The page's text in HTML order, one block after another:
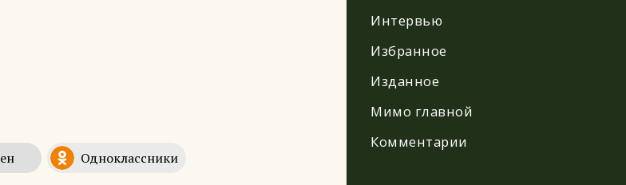
Интервью
Избранное
Изданное
Мимо главной
Комментарии